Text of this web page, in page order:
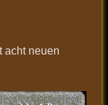
acht neuen